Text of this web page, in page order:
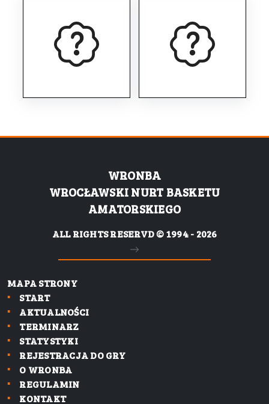
WRONBA
WROCŁAWSKI NURT BASKETU
AMATORSKIEGO
ALL RIGHTS RESERVD © 1994 - 2026
MAPA STRONY
START
AKTUALNOŚCI
TERMINARZ
STATYSTYKI
REJESTRACJA DO GRY
O WRONBA
REGULAMIN
KONTAKT